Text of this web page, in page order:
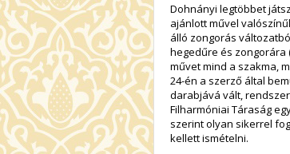
Dohnányi legtöbbet
ajánlott művel
álló zongorás
hegedűre és zongorára
művet mind a szakma,
24-én a szerző által
darabjává vált,
Filharmóniai Táraság
szerint olyan sikerrel
kellett ismételni.